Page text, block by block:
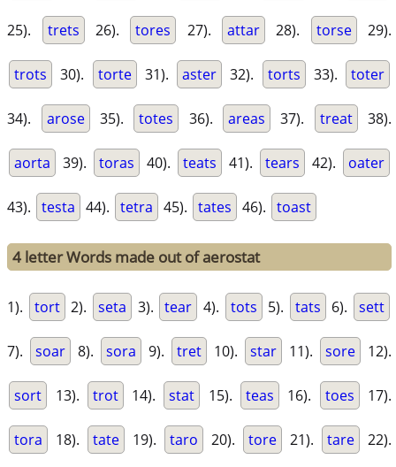
25). trets 26). tores 27). attar 28). torse 29).
trots 30). torte 31). aster 32). torts 33). toter
34). arose 35). totes 36). areas 37). treat 38).
aorta 39). toras 40). teats 41). tears 42). oater
43). testa 44). tetra 45). tates 46). toast
4 letter Words made out of aerostat
1). tort 2). seta 3). tear 4). tots 5). tats 6). sett
7). soar 8). sora 9). tret 10). star 11). sore 12).
sort 13). trot 14). stat 15). teas 16). toes 17).
tora 18). tate 19). taro 20). tore 21). tare 22).